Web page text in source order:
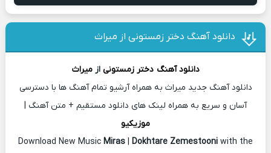
دانلود آهنگ دختر زمستونی از میراث
دانلود آهنگ دختر زمستونی ازمیراث
دانلود آهنگ جدید میراث به همراه آرشیو تمام آهنگ ها با دسترسی
آسان و سریع به همراه لینک های دانلود مستقیم + متن آهنگ |
موزیکیو
Download New Music Miras | Dokhtare Zemestooni with the